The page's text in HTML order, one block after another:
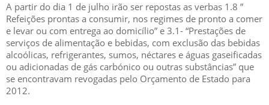
A partir do dia 1 de julho irão ser repostas as verbas 1.8 ”
Refeições prontas a consumir, nos regimes de pronto a comer
e levar ou com entrega ao domicílio” e 3.1- “Prestações de
serviços de alimentação e bebidas, com exclusão das bebidas
alcoólicas, refrigerantes, sumos, néctares e águas gaseificadas
ou adicionadas de gás carbónico ou outras substâncias” que
se encontravam revogadas pelo Orçamento de Estado para
2012.